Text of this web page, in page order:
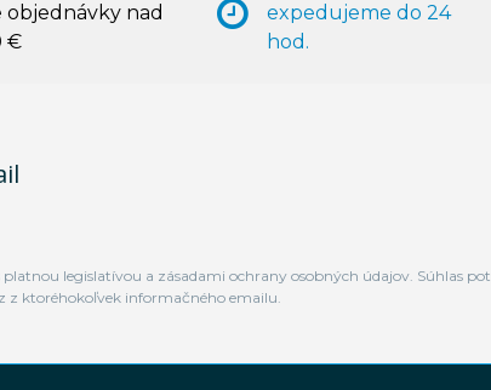
objednávky nad
€
expedujeme do 24
hod.
legislatívou a zásadami ochrany osobných údajov. Súhlas
z ktoréhokoľvek informačného emailu.